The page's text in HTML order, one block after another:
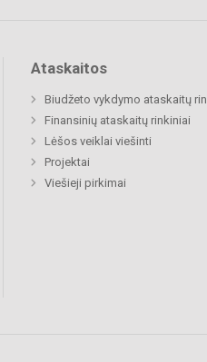
Ataskaitos
Biudžeto vykdymo ataskaitų
Finansinių ataskaitų rinkiniai
Lėšos veiklai viešinti
Projektai
Viešieji pirkimai